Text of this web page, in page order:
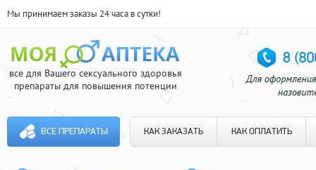
Мы принимаем заказы 24 часа в сутки!
все для Вашего сексуального здоровья
препараты для повышения потенции
ВСЕ ПРЕПАРАТЫ КАК ЗАКАЗАТЬ КАК ОПЛАТИТЬ